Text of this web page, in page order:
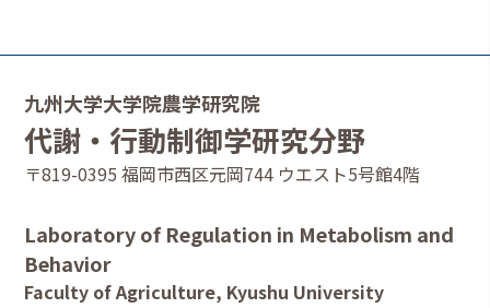
九州大学大学院農学研究院
代謝・行動制御学研究分野
〒819-0395 福岡市西区元岡744 ウエスト5号館4階
Laboratory of Regulation in Metabolism and
Behavior
Faculty of Agriculture, Kyushu University